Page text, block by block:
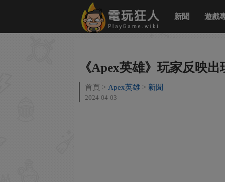
新聞 遊戲
《Apex英雄》玩家反映
首頁 Apex英雄 新聞
2024-04-03